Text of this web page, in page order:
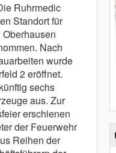
Ruhrmedic
Standort für
Nach
wurde
2 eröffnet.
sechs
aus. Zur
erschienen
der Feuerwehr
Reihen der